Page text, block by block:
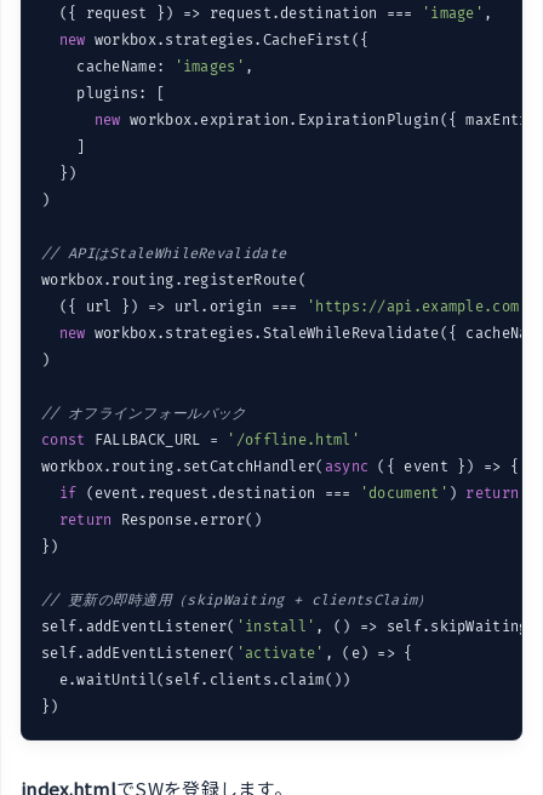
( { request } ) => request.destination === 'image' ,
new workbox.strategies.CacheFirst({
    cacheName:
'images' ,
    plugins: [
new workbox.expiration.ExpirationPlugin({
  })
)
// APIはStaleWhileRevalidate
workbox.routing.registerRoute(
( { url } ) => url.origin === 'https://api.example.com'
new workbox.strategies.StaleWhileRevalidate({
)
// オフラインフォールバック
const FALLBACK_URL =
'/offline.html'
workbox.routing.setCatchHandler( async ({ event }) => {
if (event.request.destination === 'document' ) return
return Response.error()
})
// 更新の即時適用（skipWaiting + clientsClaim）
self.addEventListener( 'install' , () =>
self.addEventListener( 'activate' , ( e) => {
  e.waitUntil(self.clients.claim())
index.htmlでSWを登録します。